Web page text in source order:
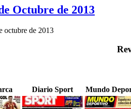
Octubre de 2013
octubre de 2013
Diario Sport Mundo